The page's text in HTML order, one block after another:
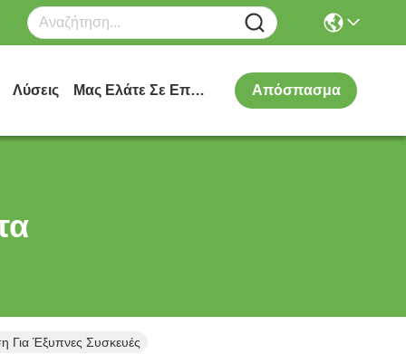
Λύσεις Μας Ελάτε Σε Επαφή Με Απόσπασμα
Για Έξυπνες Συσκευές